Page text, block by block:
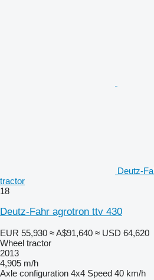
Deutz-
tractor
18
Deutz-Fahr agrotron ttv 430
EUR 55,930 ≈ A$91,640 ≈ USD 64,620
Wheel tractor
2013
4,905 m/h
Axle configuration 4x4 Speed 40 km/h